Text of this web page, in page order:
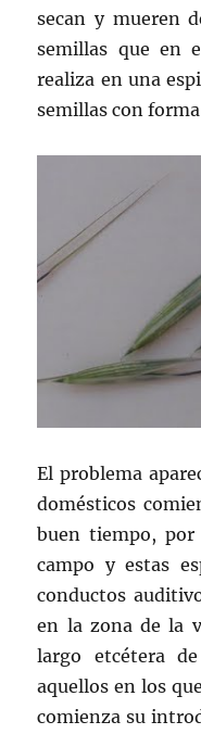
secan y mueren
semillas que en
realiza en una
semillas con
El problema
domésticos
buen tiempo, por
campo y estas
conductos
en la zona de la
largo etcétera
aquellos en los
comienza su